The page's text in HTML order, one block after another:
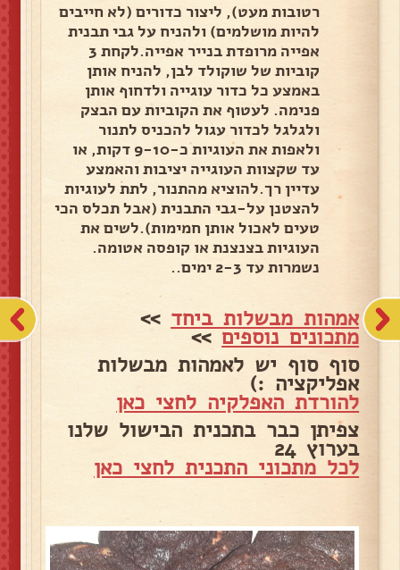
רטובות מעט), ליצור כדורים (לא חייבים
להיות מושלמים) ולהניח על גבי תבנית
אפייה מרופדת בנייר אפייה.לקחת 3
קוביות של שוקולד לבן, להניח אותן
באמצע כל כדור עוגייה ולדחוף אותן
פנימה. לעטוף את הקוביות עם הבצק
ולגלגל לכדור עגול להכניס לתנור
ולאפות את העוגיות כ-9-10 דקות, או
עד שקצוות העוגייה יציבות והאמצע
עדיין רך.להוציא מהתנור, לתת לעוגיות
להצטנן על-גבי התבנית (אבל תכלס הכי
טעים לאכול אותן חמימות).לשים את
העוגיות בצנצנת או קופסה אטומה.
נשמרות עד 2-3 ימים..
אמהות מבשלות ביחד >>
מתכונים נוספים>>
סוף סוף יש לאמהות מבשלות
אפליקציה :)
להורדת האפלקיה לחצי כאן
צפיתן כבר בתכנית הבישול שלנו
בערוץ 24
לכל מתכוני התכנית לחצי כאן